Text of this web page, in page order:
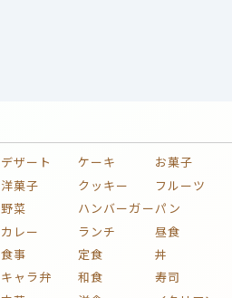
デザート ケーキ
お菓子
洋菓子 クッキー
フルーツ
野菜 ハンバーガーパン
カレー ランチ
昼食
食事 定食
丼
キャラ弁 和食
寿司